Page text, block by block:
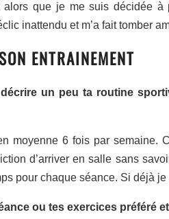
alors que je me suis décidée
inattendu et m’a fait tomber
ENTRAINEMENT
un peu ta routine
moyenne 6 fois par semaine.
d’arriver en salle sans
pour chaque séance. Si déjà
ou tes exercices préféré